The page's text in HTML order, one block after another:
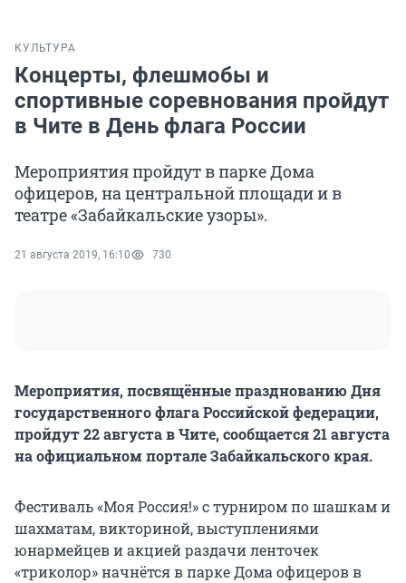
КУЛЬТУРА
Концерты, флешмобы и
спортивные соревнования пройдут
в Чите в День флага России
Мероприятия пройдут в парке Дома
офицеров, на центральной площади и в
театре «Забайкальские узоры».
21 августа 2019, 16:10 730
Мероприятия, посвящённые празднованию Дня
государственного флага Российской федерации,
пройдут 22 августа в Чите, сообщается 21 августа
на официальном портале Забайкальского края.
Фестиваль «Моя Россия!» с турниром по шашкам и
шахматам, викториной, выступлениями
юнармейцев и акцией раздачи ленточек
«триколор» начнётся в парке Дома офицеров в